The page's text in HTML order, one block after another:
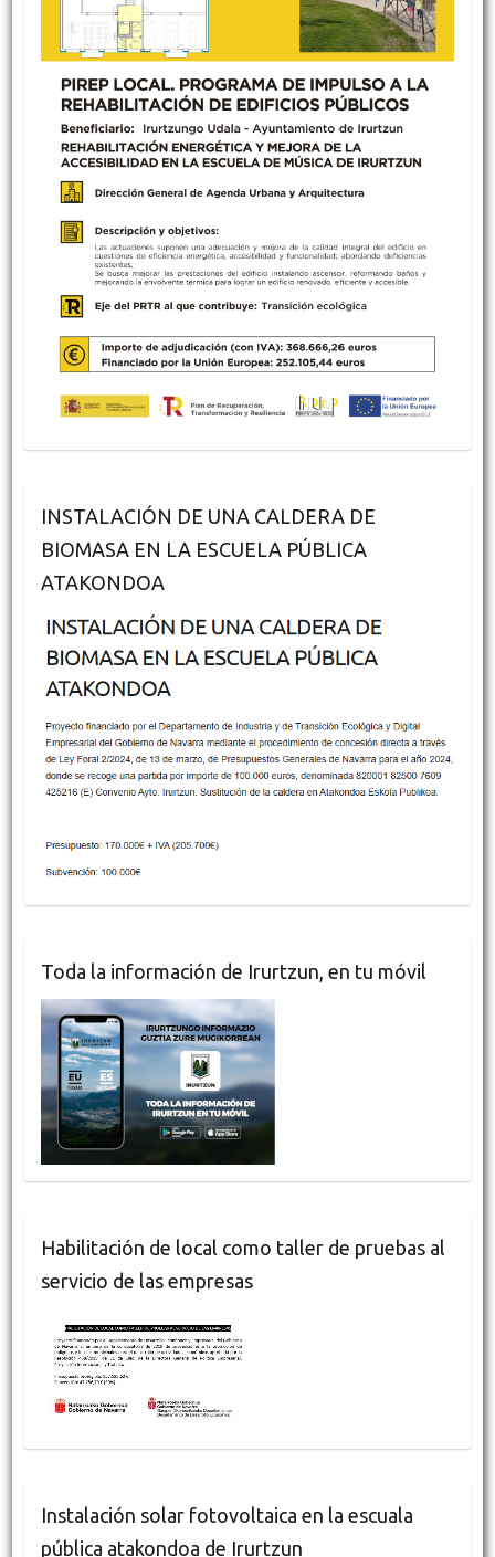
INSTALACIÓN DE UNA CALDERA DE
BIOMASA EN LA ESCUELA PÚBLICA
ATAKONDOA
Toda la información de Irurtzun, en tu móvil
Habilitación de local como taller de pruebas al
servicio de las empresas
Instalación solar fotovoltaica en la escuala
pública atakondoa de Irurtzun